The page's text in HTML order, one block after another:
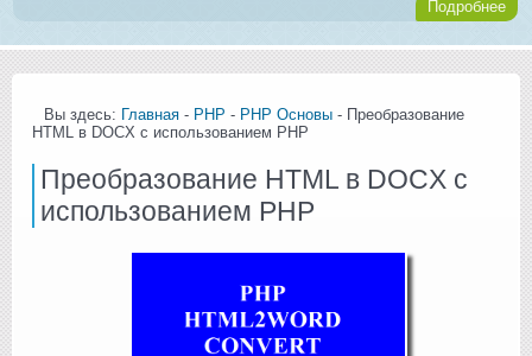
Подробнее
Вы здесь: Главная - PHP - PHP Основы - Преобразование
HTML в DOCX с использованием PHP
Преобразование HTML в DOCX с
использованием PHP